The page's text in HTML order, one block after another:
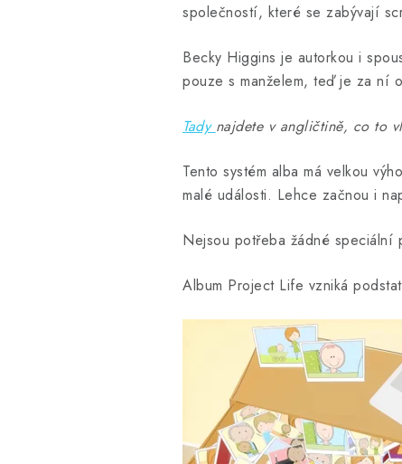
společností, které se zabývají
Becky Higgins je autorkou i
pouze s manželem, teď je za ní
Tady najdete v angličtině, co to
Tento systém alba má velkou
malé události. Lehce začnou i
Nejsou potřeba žádné speciální
Album Project Life vzniká